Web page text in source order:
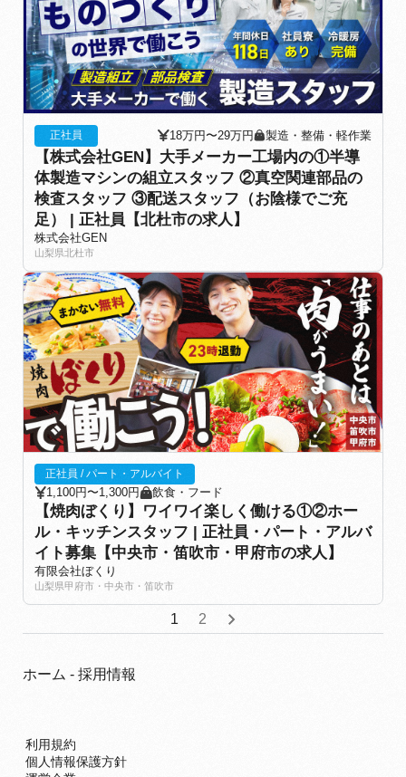
正社員 18万円〜29万円 製造・整備・軽作業
【株式会社GEN】大手メーカー工場内の①半導
体製造マシンの組立スタッフ ②真空関連部品の
検査スタッフ ③配送スタッフ（お陰様でご充
足） | 正社員【北杜市の求人】
株式会社GEN
山梨県北杜市
正社員 / パート・アルバイト
1,100円〜1,300円 飲食・フード
【焼肉ぼくり】ワイワイ楽しく働ける①②ホー
ル・キッチンスタッフ | 正社員・パート・アルバ
イト募集【中央市・笛吹市・甲府市の求人】
有限会社ぼくり
山梨県甲府市・中央市・笛吹市
1 2
ホーム - 採用情報
利用規約
個人情報保護方針